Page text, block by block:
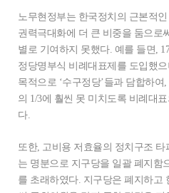
노무현정부는 한국정치의 근본적
권력극대화에 더 큰 비중을 둠으로
별로 기여하지 못했다. 예를 들면,
정당명부식 비례대표제를 도입했
목적으로 ‘수구정당’들과 담합하
의 1/3에 훨씬 못 미치도록 비례대
다.
또한, 고비용 저효율의 정치구조
는 명분으로 지구당을 일괄 폐지함
를 초래하였다. 지구당은 폐지하고